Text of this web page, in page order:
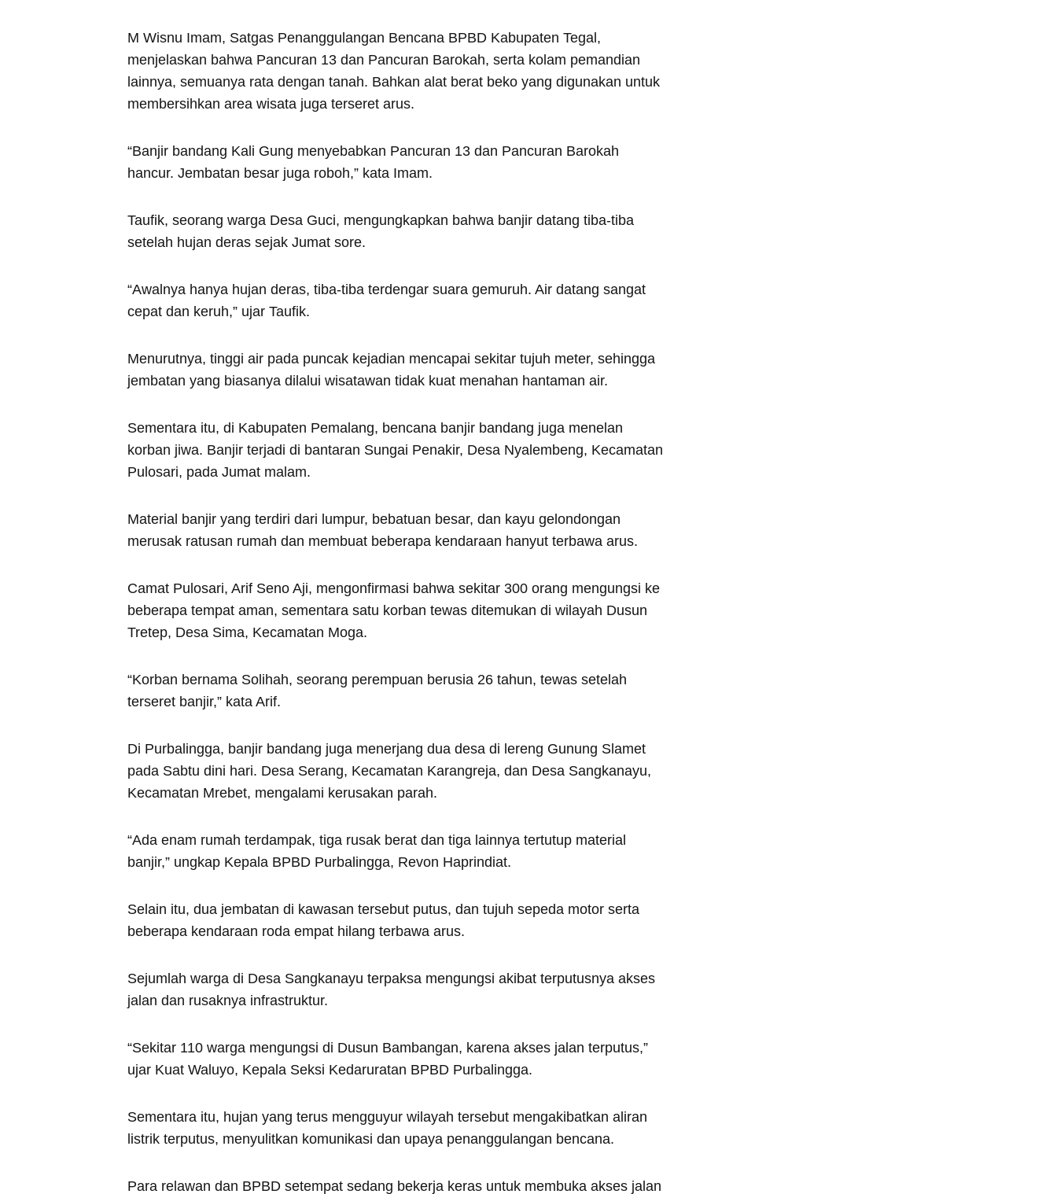
M Wisnu Imam, Satgas Penanggulangan Bencana BPBD Kabupaten Tegal,
menjelaskan bahwa Pancuran 13 dan Pancuran Barokah, serta kolam pemandian
lainnya, semuanya rata dengan tanah. Bahkan alat berat beko yang digunakan untuk
membersihkan area wisata juga terseret arus.
“Banjir bandang Kali Gung menyebabkan Pancuran 13 dan Pancuran Barokah
hancur. Jembatan besar juga roboh,” kata Imam.
Taufik, seorang warga Desa Guci, mengungkapkan bahwa banjir datang tiba-tiba
setelah hujan deras sejak Jumat sore.
“Awalnya hanya hujan deras, tiba-tiba terdengar suara gemuruh. Air datang sangat
cepat dan keruh,” ujar Taufik.
Menurutnya, tinggi air pada puncak kejadian mencapai sekitar tujuh meter, sehingga
jembatan yang biasanya dilalui wisatawan tidak kuat menahan hantaman air.
Sementara itu, di Kabupaten Pemalang, bencana banjir bandang juga menelan
korban jiwa. Banjir terjadi di bantaran Sungai Penakir, Desa Nyalembeng, Kecamatan
Pulosari, pada Jumat malam.
Material banjir yang terdiri dari lumpur, bebatuan besar, dan kayu gelondongan
merusak ratusan rumah dan membuat beberapa kendaraan hanyut terbawa arus.
Camat Pulosari, Arif Seno Aji, mengonfirmasi bahwa sekitar 300 orang mengungsi ke
beberapa tempat aman, sementara satu korban tewas ditemukan di wilayah Dusun
Tretep, Desa Sima, Kecamatan Moga.
“Korban bernama Solihah, seorang perempuan berusia 26 tahun, tewas setelah
terseret banjir,” kata Arif.
Di Purbalingga, banjir bandang juga menerjang dua desa di lereng Gunung Slamet
pada Sabtu dini hari. Desa Serang, Kecamatan Karangreja, dan Desa Sangkanayu,
Kecamatan Mrebet, mengalami kerusakan parah.
“Ada enam rumah terdampak, tiga rusak berat dan tiga lainnya tertutup material
banjir,” ungkap Kepala BPBD Purbalingga, Revon Haprindiat.
Selain itu, dua jembatan di kawasan tersebut putus, dan tujuh sepeda motor serta
beberapa kendaraan roda empat hilang terbawa arus.
Sejumlah warga di Desa Sangkanayu terpaksa mengungsi akibat terputusnya akses
jalan dan rusaknya infrastruktur.
“Sekitar 110 warga mengungsi di Dusun Bambangan, karena akses jalan terputus,”
ujar Kuat Waluyo, Kepala Seksi Kedaruratan BPBD Purbalingga.
Sementara itu, hujan yang terus mengguyur wilayah tersebut mengakibatkan aliran
listrik terputus, menyulitkan komunikasi dan upaya penanggulangan bencana.
Para relawan dan BPBD setempat sedang bekerja keras untuk membuka akses jalan